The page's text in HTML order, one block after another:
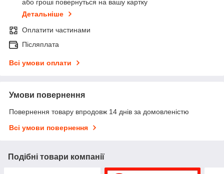
або гроші повернуться на вашу картку
Детальніше
Оплатити частинами
Післяплата
Всі умови оплати
Умови повернення
Повернення товару впродовж 14 днів за домовленістю
Всі умови повернення
Подібні товари компанії